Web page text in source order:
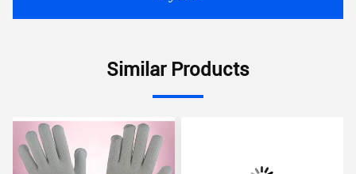
Similar Products